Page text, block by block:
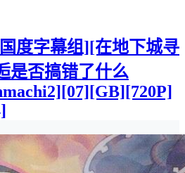
度字幕组][在地下城寻
是否搞错了什么